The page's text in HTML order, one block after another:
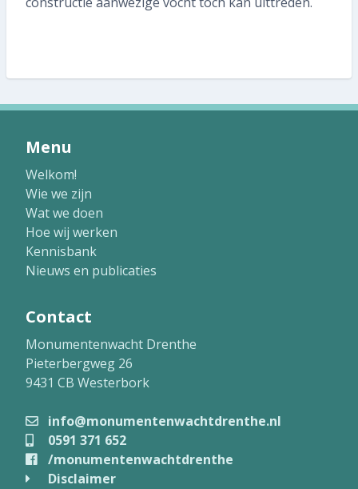
Menu
Welkom!
Wie we zijn
Wat we doen
Hoe wij werken
Kennisbank
Nieuws en publicaties
Contact
Monumentenwacht Drenthe
Pieterbergweg 26
9431 CB Westerbork
info@monumentenwachtdrenthe.nl
0591 371 652
/monumentenwachtdrenthe
Disclaimer